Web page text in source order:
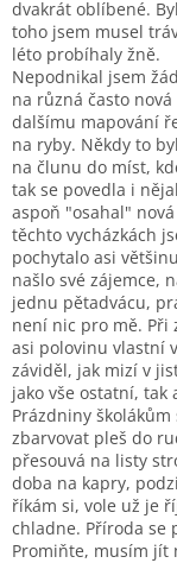
dvakrát oblíbené.
toho jsem musel
léto probíhaly žně.
Nepodnikal jsem
na různá často
dalšímu mapování
na ryby. Někdy to
na člunu do míst,
tak se povedla i
aspoň "osahal"
těchto vycházkách
pochytalo asi
našlo své zájemce,
jednu pětadvácu,
není nic pro mě. Při
asi polovinu vlastní
záviděl, jak mizí v
jako vše ostatní, tak
Prázdniny
zbarvovat pleš do
přesouvá na listy
doba na kapry,
říkám si, vole už je
chladne. Příroda se
Promiňte, musím jít